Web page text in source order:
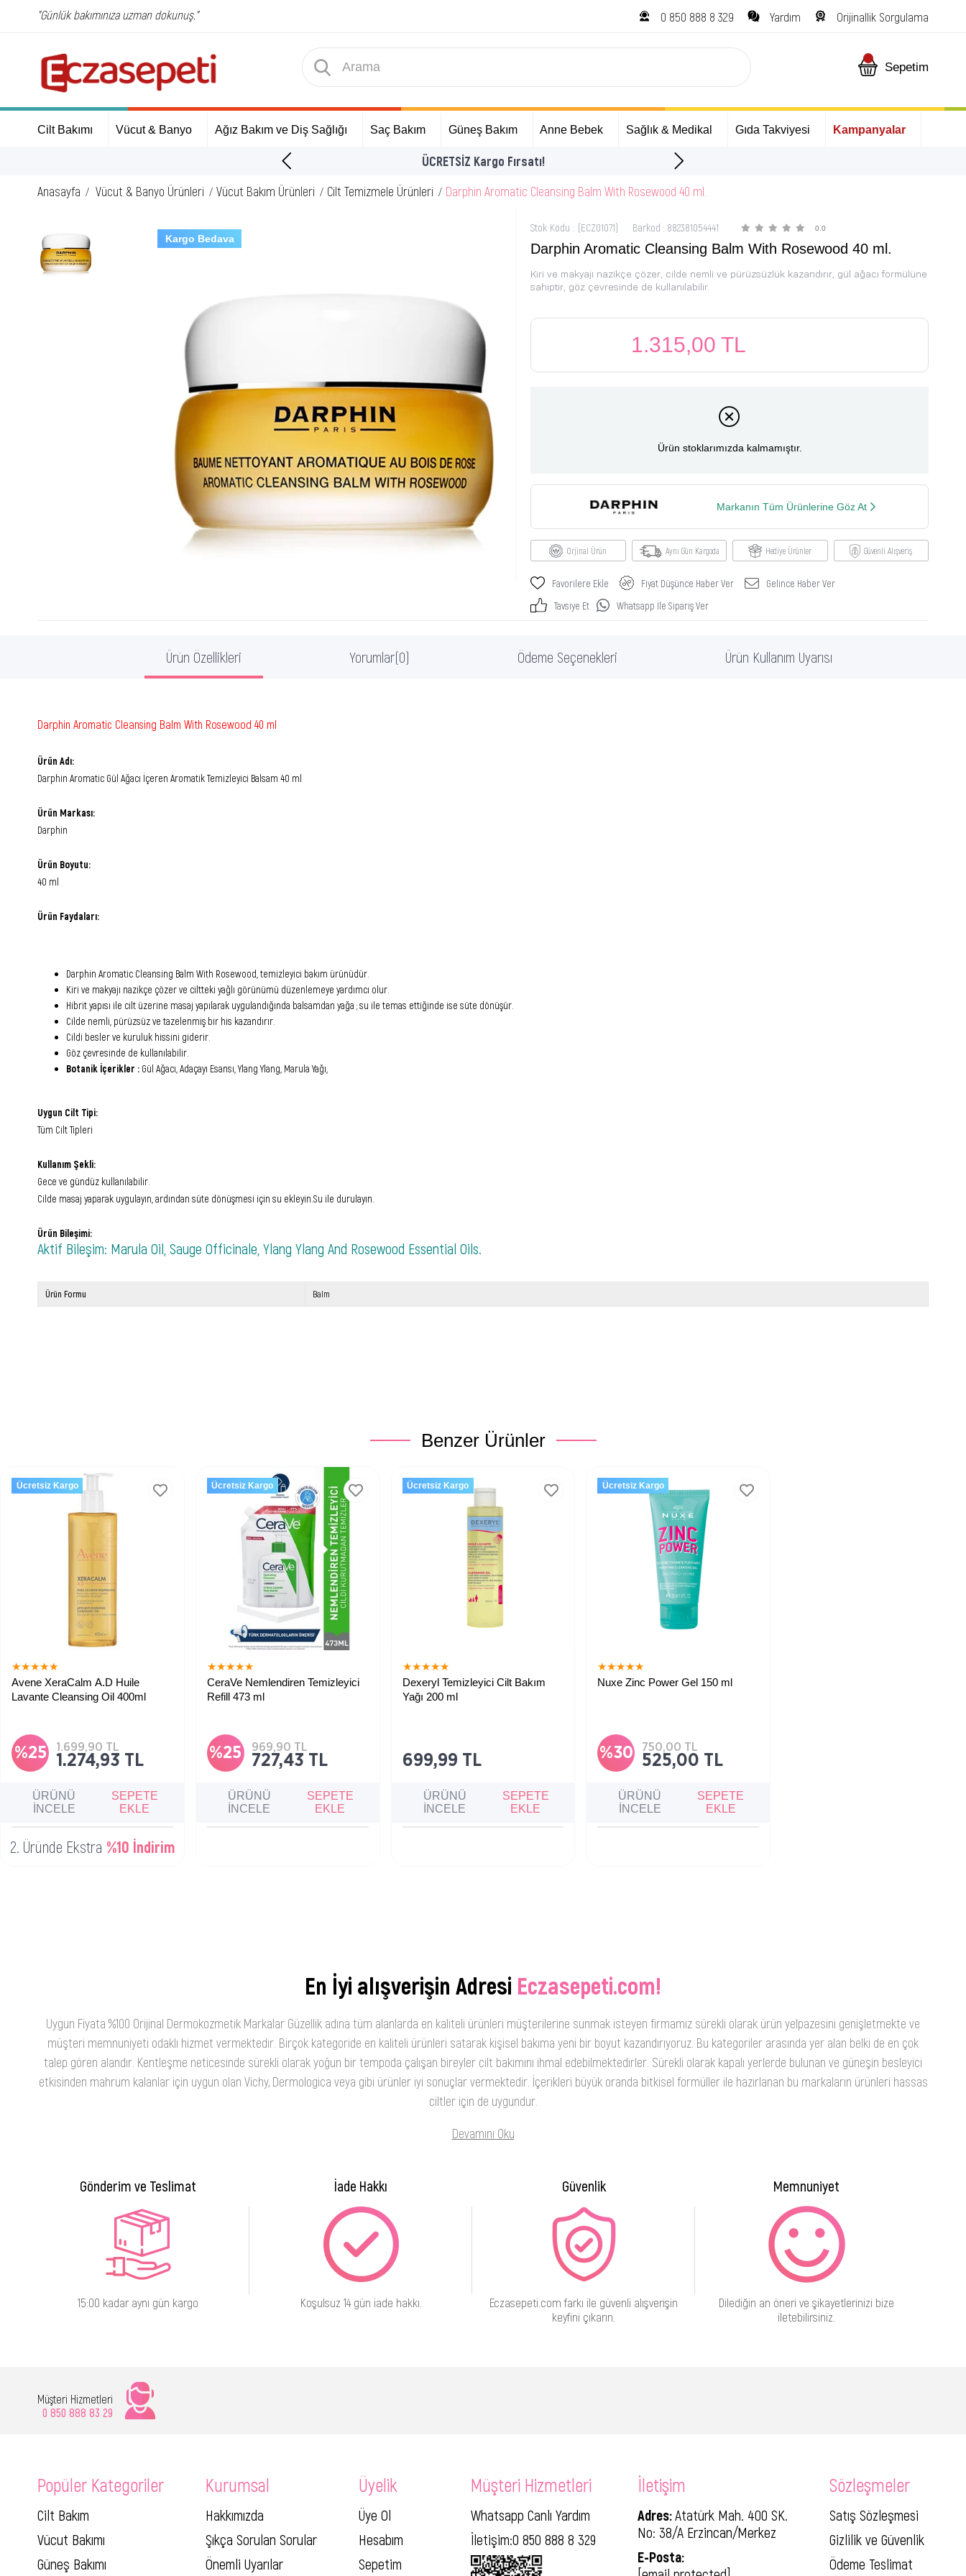
"Günlük bakımınıza uzman dokunuş." 0 850 888 8 329 Yardım Orijinallik Sorgulama
Sepetim
Cilt Bakımı Vücut & Banyo Ağız Bakım ve Diş Sağlığı Saç Bakım Güneş Bakım Anne Bebek Sağlık & Medikal Gıda Takviyesi Kampanyalar
İlk Alışverişinize Özel Hediyeler
Anasayfa
Vücut & Banyo Ürünleri Vücut Bakım Ürünleri Cilt Temizmele Ürünleri Darphin Aromatic Cleansing Balm With Rosewood 40 ml.
Kargo Bedava
Stok Kodu (ECZ01071) Barkod : 882381054441 0.0
Darphin Aromatic Cleansing Balm With Rosewood 40 ml.
Kiri ve makyajı nazikçe çözer, cilde nemli ve pürüzsüzlük kazandırır, gül ağacı formülüne
sahiptir, göz çevresinde de kullanılabilir.
1.315,00 TL
Ürün stoklarımızda kalmamıştır.
Markanın Tüm Ürünlerine Göz At
Orjinal Ürün Aynı Gün Kargoda Hediye Ürünler Güvenli Alışveriş
Favorilere Ekle Fiyat Düşünce Haber Ver
Gelince Haber Ver
Tavsiye Et
Whatsapp İle Sipariş Ver
Ürün Özellikleri Yorumlar(0) Ödeme Seçenekleri Ürün Kullanım Uyarısı
Darphin Aromatic Cleansing Balm With Rosewood 40 ml
Ürün Adı:
Darphin Aromatic Gül Ağacı İçeren Aromatik Temizleyici Balsam 40 ml
Ürün Markası:
Darphin
Ürün Boyutu:
40 ml
Ürün Faydaları:
Darphin Aromatic Cleansing Balm With Rosewood, temizleyici bakım ürünüdür.
Kiri ve makyajı nazikçe çözer ve ciltteki yağlı görünümü düzenlemeye yardımcı olur.
Hibrit yapısı ile cilt üzerine masaj yapılarak uygulandığında balsamdan yağa ; su ile temas ettiğinde ise süte dönüşür.
Cilde nemli, pürüzsüz ve tazelenmiş bir his kazandırır.
Cildi besler ve kuruluk hissini giderir.
Göz çevresinde de kullanılabilir.
Botanik İçerikler : Gül Ağacı, Adaçayı Esansı, Ylang Ylang, Marula Yağı,
Uygun Cilt Tipi:
Tüm Cilt Tipleri
Kullanım Şekli:
Gece ve gündüz kullanılabilir.
Cilde masaj yaparak uygulayın, ardından süte dönüşmesi için su ekleyin.Su ile durulayın.
Ürün Bileşimi:
Aktif Bileşim: Marula Oil, Sauge Officinale, Ylang Ylang And Rosewood Essential Oils.
Ürün Formu Balm
Benzer Ürünler
★★★★★
Avene XeraCalm A.D Huile
Lavante Cleansing Oil 400ml
%25 1.274,93 TL
1.699,90 TL
2. Üründe Ekstra %10 İndirim
Ücretsiz Kargo
ÜRÜNÜ
İNCELE
SEPETE
EKLE
★★★★★
CeraVe Nemlendiren Temizleyici
Refill 473 ml
%25 727,43 TL
969,90 TL
Ücretsiz Kargo
ÜRÜNÜ
İNCELE
SEPETE
EKLE
★★★★★
Dexeryl Temizleyici Cilt Bakım
Yağı 200 ml
699,99 TL
Ücretsiz Kargo
ÜRÜNÜ
İNCELE
SEPETE
EKLE
★★★★★
Nuxe Zinc Power Gel 150 ml
%30 525,00 TL
750,00 TL
Ücretsiz Kargo
ÜRÜNÜ
İNCELE
SEPETE
EKLE
En İyi alışverişin Adresi Eczasepeti.com!
Uygun Fiyata %100 Orijinal Dermokozmetik Markalar Güzellik adına tüm alanlarda en kaliteli ürünleri müşterilerine sunmak isteyen firmamız sürekli olarak ürün yelpazesini genişletmekte ve
müşteri memnuniyeti odaklı hizmet vermektedir. Birçok kategoride en kaliteli ürünleri satarak kişisel bakıma yeni bir boyut kazandırıyoruz. Bu kategoriler arasında yer alan belki de en çok
talep gören alandır. Kentleşme neticesinde sürekli olarak yoğun bir tempoda çalışan bireyler cilt bakımını ihmal edebilmektedirler. Sürekli olarak kapalı yerlerde bulunan ve güneşin besleyici
etkisinden mahrum kalanlar için uygun olan Vichy, Dermologica veya gibi ürünler iyi sonuçlar vermektedir. İçerikleri büyük oranda bitkisel formüller ile hazırlanan bu markaların ürünleri hassas
ciltler için de uygundur.
Devamını Oku
Gönderim ve Teslimat
15:00 kadar aynı gün kargo
İade Hakkı
Koşulsuz 14 gün iade hakkı.
Güvenlik
Eczasepeti.com farkı ile güvenli alışverişin
keyfini çıkarın.
Memnuniyet
Dilediğin an öneri ve şikayetlerinizi bize
iletebilirsiniz.
Müşteri Hizmetleri
0 850 888 83 29
Popüler Kategoriler
Cilt Bakım
Vücut Bakımı
Güneş Bakımı
Kurumsal
Hakkımızda
Şıkça Sorulan Sorular
Önemli Uyarılar
Üyelik
Üye Ol
Hesabım
Sepetim
Müşteri Hizmetleri
Whatsapp Canlı Yardım
İletişim:0 850 888 8 329
İletişim
Adres:Atatürk Mah. 400 SK.
No: 38/A Erzincan/Merkez
E-Posta:
Sözleşmeler
Satış Sözleşmesi
Gizlilik ve Güvenlik
Ödeme Teslimat